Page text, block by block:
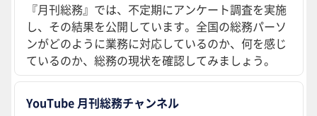
『月刊総務』では、不定期にアンケート調査を実施
し、その結果を公開しています。全国の総務パーソ
ンがどのように業務に対応しているのか、何を感じ
ているのか、総務の現状を確認してみましょう。
YouTube 月刊総務チャンネル